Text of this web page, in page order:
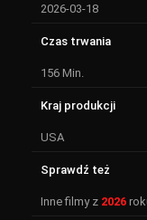
2026-03-18
Czas trwania
156 Min.
Kraj produkcji
USA
Sprawdź też
Inne filmy z 2026